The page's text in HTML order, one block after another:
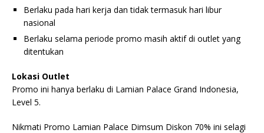
Berlaku pada hari kerja dan tidak termasuk hari libur
nasional
Berlaku selama periode promo masih aktif di outlet yang
ditentukan
Lokasi Outlet
Promo ini hanya berlaku di Lamian Palace Grand Indonesia,
Level 5.
Nikmati Promo Lamian Palace Dimsum Diskon 70% ini selagi